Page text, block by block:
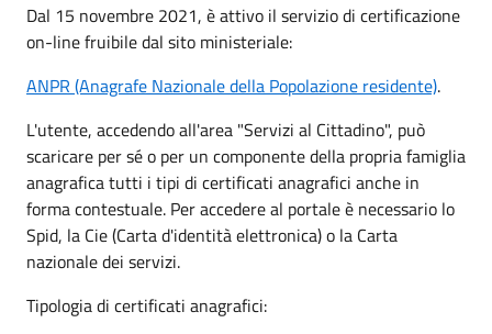
Dal 15 novembre 2021, è attivo il servizio di certificazione
on-line fruibile dal sito ministeriale:
ANPR (Anagrafe Nazionale della Popolazione residente).
L'utente, accedendo all'area "Servizi al Cittadino", può
scaricare per sé o per un componente della propria famiglia
anagrafica tutti i tipi di certificati anagrafici anche in
forma contestuale. Per accedere al portale è necessario lo
Spid, la Cie (Carta d'identità elettronica) o la Carta
nazionale dei servizi.
Tipologia di certificati anagrafici: